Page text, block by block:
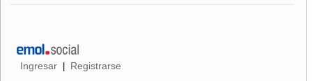
Ingresar | Registrarse